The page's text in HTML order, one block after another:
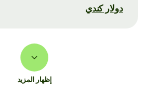
دولار كندي
إظهار المزيد